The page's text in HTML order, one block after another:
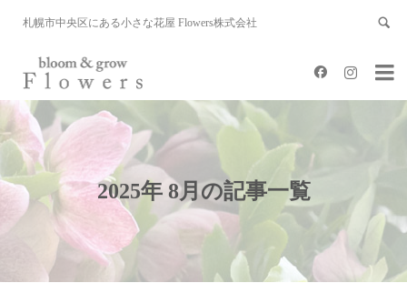
札幌市中央区にある小さな花屋 Flowers株式会社


2025年 8月の記事一覧